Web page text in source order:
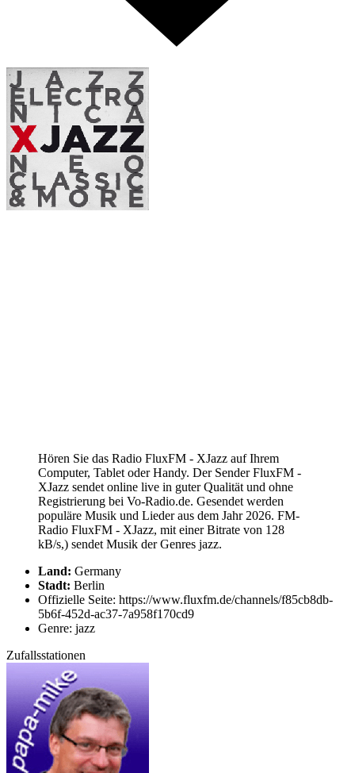
Hören Sie das Radio FluxFM - XJazz auf Ihrem
Computer, Tablet oder Handy. Der Sender FluxFM -
XJazz sendet online live in guter Qualität und ohne
Registrierung bei Vo-Radio.de. Gesendet werden
populäre Musik und Lieder aus dem Jahr 2026. FM-
Radio FluxFM - XJazz, mit einer Bitrate von 128
kB/s,) sendet Musik der Genres jazz.
Land: Germany
Stadt: Berlin
Offizielle Seite: https://www.fluxfm.de/channels/f85cb8db-
5b6f-452d-ac37-7a958f170cd9
Genre: jazz
Zufallsstationen